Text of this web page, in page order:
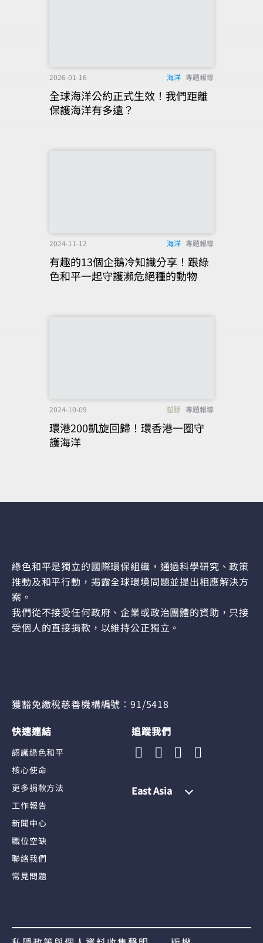
2026-01-16 海洋 專題報導
全球海洋公約正式生效！我們距離
保護海洋有多遠？
2024-11-12 海洋 專題報導
有趣的13個企鵝冷知識分享！跟綠
色和平一起守護瀕危絕種的動物
2024-10-09 塑膠 專題報導
環港200凱旋回歸！環香港一圈守
護海洋
綠色和平是獨立的國際環保組織，通過科學研究、政策
推動及和平行動，揭露全球環境問題並提出相應解決方
案。
我們從不接受任何政府、企業或政治團體的資助，只接
受個人的直接捐款，以維持公正獨立。
獲豁免繳稅慈善機構編號︰91/5418
快速連結
認識綠色和平
核心使命
更多捐款方法
工作報告
新聞中心
職位空缺
聯絡我們
常見問題
追蹤我們
East Asia